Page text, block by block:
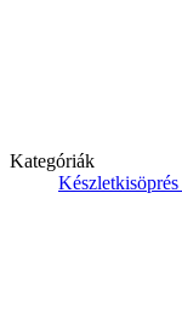
Kategóriák
Készletkisöprés